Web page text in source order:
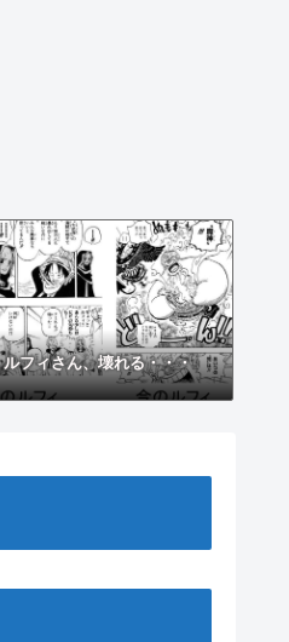
フィさん、壊れる・・・